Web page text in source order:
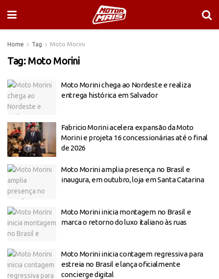
Home Tag Moto Morini
Tag: Moto Morini
Moto Morini chega ao Nordeste e realiza
entrega histórica em Salvador
Fabricio Morini acelera expansão da Moto
Morini e projeta 16 concessionárias até o final
de 2026
Moto Morini amplia presença no Brasil e
inaugura, em outubro, loja em Santa Catarina
Moto Morini inicia montagem no Brasil e
marca o retorno do luxo italiano às ruas
Moto Morini inicia contagem regressiva para
estreia no Brasil e lança oficialmente
concierge digital